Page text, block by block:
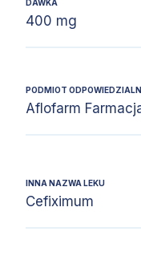
DAWKA
400 mg
PODMIOT
Aflofarm
INNA NAZWA LEKU
Cefiximum